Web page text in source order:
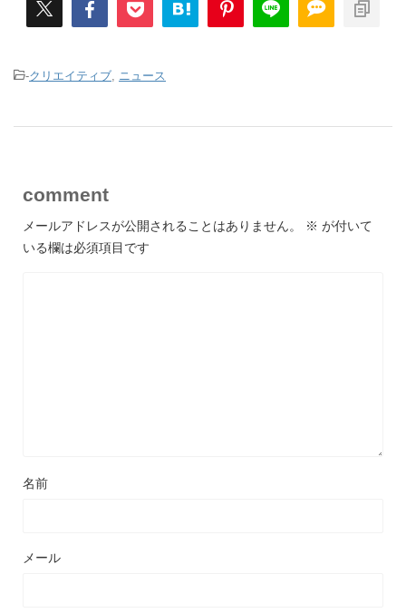
-クリエイティブ, ニュース
comment
メールアドレスが公開されることはありません。 ※ が付いて
いる欄は必須項目です
名前
メール